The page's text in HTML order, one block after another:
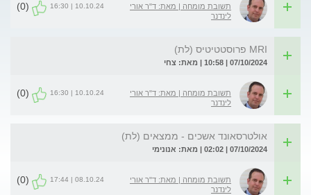
תשובת מומחה | מאת: ד"ר אורי
לינדנר
10.10.24 | 16:30
(0)
MRI פרוסטטיטיס (לת)
07/10/2024 | 10:58 | מאת: צחי
תשובת מומחה | מאת: ד"ר אורי
לינדנר
10.10.24 | 16:30
(0)
אולטרסאונד אשכים - ממצאים (לת)
07/10/2024 | 02:02 | מאת: אנונימי
תשובת מומחה | מאת: ד"ר אורי
לינדנר
08.10.24 | 17:44
(0)